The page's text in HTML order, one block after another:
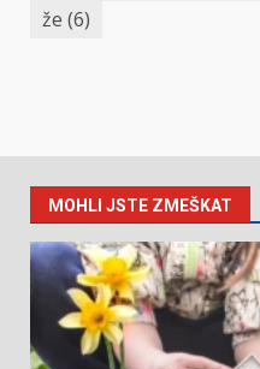
že (6)
MOHLI JSTE ZMEŠKAT